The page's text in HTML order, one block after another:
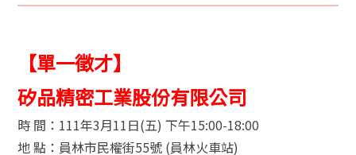
【單一徵才】
矽品精密工業股份有限公司
時 間：111年3月11日(五) 下午15:00-18:00
地 點：員林市民權街55號 (員林火車站)